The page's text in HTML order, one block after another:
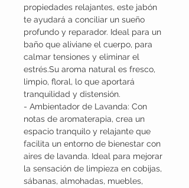
propiedades relajantes, este jabón
te ayudará a conciliar un sueño
profundo y reparador. Ideal para un
baño que aliviane el cuerpo, para
calmar tensiones y eliminar el
estrés.Su aroma natural es fresco,
limpio, floral, lo que aportará
tranquilidad y distensión.
- Ambientador de Lavanda: Con
notas de aromaterapia, crea un
espacio tranquilo y relajante que
facilita un entorno de bienestar con
aires de lavanda. Ideal para mejorar
la sensación de limpieza en cobijas,
sábanas, almohadas, muebles,